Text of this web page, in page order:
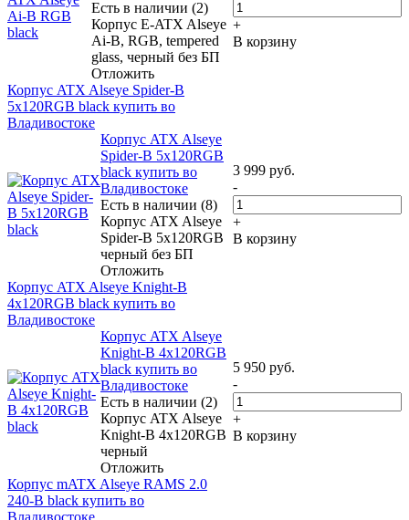
Есть в наличии (2)
Корпус E-ATX Alseye
Ai-B, RGB, tempered
glass, черный без БП
Отложить
+
В корзину
Корпус ATX Alseye Spider-B
5x120RGB black купить во
Владивостоке
Корпус ATX Alseye
Spider-B 5x120RGB
black купить во
Владивостоке
Есть в наличии (8)
Корпус ATX Alseye
Spider-B 5x120RGB
черный без БП
Отложить
3 999 руб.
-
+
В корзину
Корпус ATX Alseye Knight-B
4x120RGB black купить во
Владивостоке
Корпус ATX Alseye
Knight-B 4x120RGB
black купить во
Владивостоке
Есть в наличии (2)
Корпус ATX Alseye
Knight-B 4x120RGB
черный
Отложить
5 950 руб.
-
+
В корзину
Корпус mATX Alseye RAMS 2.0
240-B black купить во
Владивостоке